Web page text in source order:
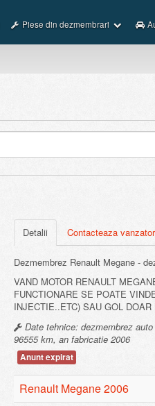
Piese din dezmembrari
Detalii Contacteaza
Dezmembrez Renault Megane -
VAND MOTOR RENAULT
FUNCTIONARE SE POATE
INJECTIE..ETC) SAU GOL
Date tehnice: dezmembrez
96555 km, an fabricatie 2006
Anunt expirat
Renault Megane 2006